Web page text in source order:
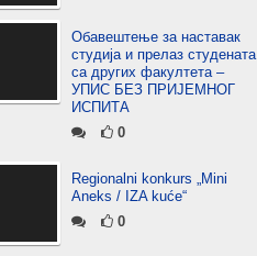
Обавештење за наставак
студија и прелаз студената
са других факултета –
УПИС БЕЗ ПРИЈЕМНОГ
ИСПИТА
0
Regionalni konkurs „Mini
Aneks / IZA kuće“
0